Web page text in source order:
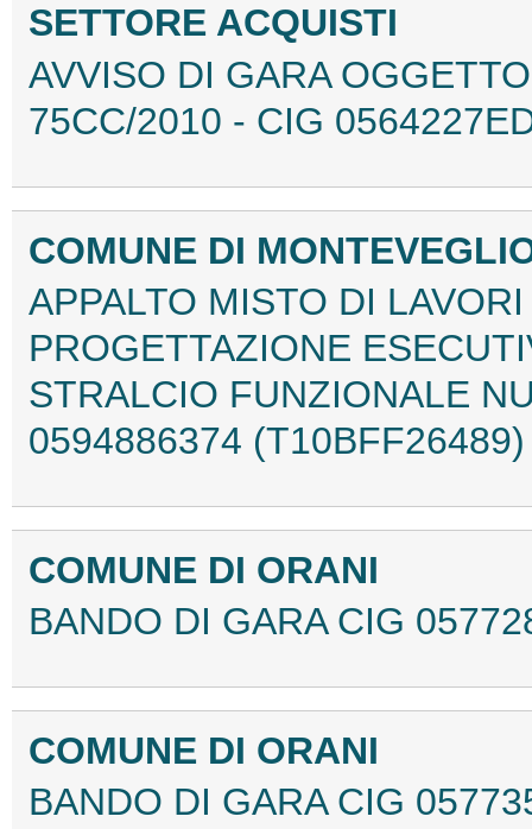
SETTORE ACQUISTI
AVVISO DI GARA
75CC/2010 - CIG
COMUNE DI
APPALTO MISTO DI
PROGETTAZIONE
STRALCIO FUNZIONALE
0594886374 (T10BFF26489)
COMUNE DI ORANI
BANDO DI GARA CIG
COMUNE DI ORANI
BANDO DI GARA CIG